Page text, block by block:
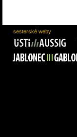
sesterské weby